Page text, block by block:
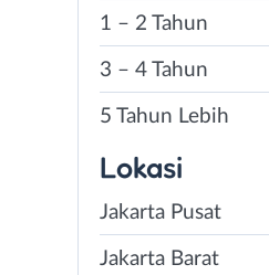
1 – 2 Tahun
3 – 4 Tahun
5 Tahun Lebih
Lokasi
Jakarta Pusat
Jakarta Barat